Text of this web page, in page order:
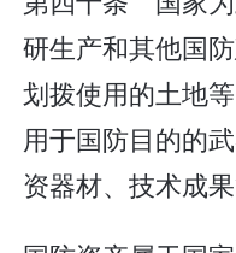
研生产和其他国
划拨使用的土地
用于国防目的的
资器材、技术成